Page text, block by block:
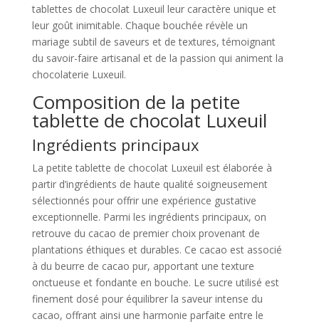
tablettes de chocolat Luxeuil leur caractère unique et
leur goût inimitable. Chaque bouchée révèle un
mariage subtil de saveurs et de textures, témoignant
du savoir-faire artisanal et de la passion qui animent la
chocolaterie Luxeuil.
Composition de la petite
tablette de chocolat Luxeuil
Ingrédients principaux
La petite tablette de chocolat Luxeuil est élaborée à
partir d’ingrédients de haute qualité soigneusement
sélectionnés pour offrir une expérience gustative
exceptionnelle. Parmi les ingrédients principaux, on
retrouve du cacao de premier choix provenant de
plantations éthiques et durables. Ce cacao est associé
à du beurre de cacao pur, apportant une texture
onctueuse et fondante en bouche. Le sucre utilisé est
finement dosé pour équilibrer la saveur intense du
cacao, offrant ainsi une harmonie parfaite entre le